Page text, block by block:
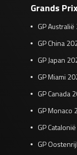
Grands Prix
GP
GP China
GP Japan
GP Miami
GP Canada
GP Monaco
GP
GP